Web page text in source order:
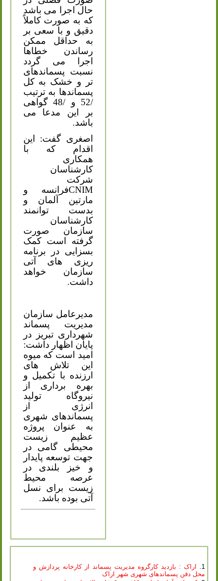
حال اجرا می باشد
که به صورت کاملاً
دقیق و با سعی بر
به حداقل ممکن
رساندن خطاها
اجرا می گردد
نسبت پسماندهای
تر و خشک به کل
پسماندها به ترتیب
/52 و /48 گواهی
بر این مدعا می
باشد.
اصغری گفت: این
اقدام که با
همکاری
کارشناسان
شرکت
CNIMفرانسه و
مارتین آلمان و
بدست توانمند
کارشناسان
سازمان صورت
گرفته است کمک
بسزایی در برنامه
ریزی های آتی
سازمان خواهد
داشت.
مدیرعامل سازمان
مدیریت پسماند
شهرداری تبریز در
پایان اظهار داشت:
امید است که میوه
این تلاش های
ارزنده با تکمیل و
بهره برداری از
نیروگاه تولید
انرژی از
پسماندهای شهری
به عنوان پروژه
عظیم زیست
محیطی گامی در
جهت توسعه پایدار
و خیز بلندی در
عرصه محیط
زیست برای نسل
آتی بوده باشد.
اراک : بازدید کارگروه مدیریت پسماند از کارخانه پردازش و
محل دفن پسماندهای شهری شهر اراک